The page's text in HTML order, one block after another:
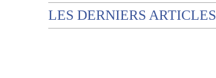
LES DERNIERS ARTICLES